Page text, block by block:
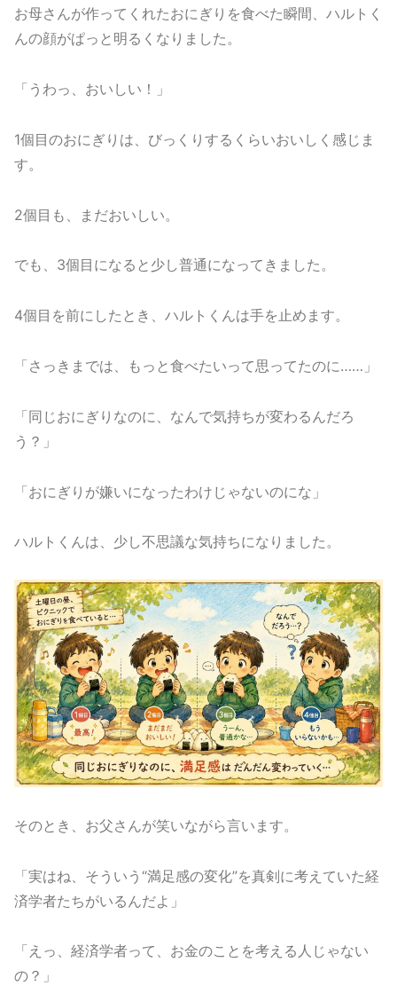
お母さんが作ってくれたおにぎりを食べた瞬間、ハルトく
んの顔がぱっと明るくなりました。
「うわっ、おいしい！」
1個目のおにぎりは、びっくりするくらいおいしく感じま
す。
2個目も、まだおいしい。
でも、3個目になると少し普通になってきました。
4個目を前にしたとき、ハルトくんは手を止めます。
「さっきまでは、もっと食べたいって思ってたのに……」
「同じおにぎりなのに、なんで気持ちが変わるんだろ
う？」
「おにぎりが嫌いになったわけじゃないのにな」
ハルトくんは、少し不思議な気持ちになりました。
そのとき、お父さんが笑いながら言います。
「実はね、そういう“満足感の変化”を真剣に考えていた経
済学者たちがいるんだよ」
「えっ、経済学者って、お金のことを考える人じゃない
の？」